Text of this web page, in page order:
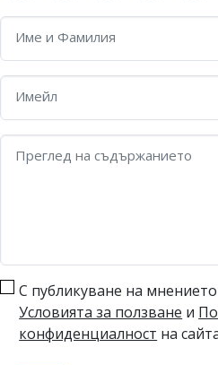
Име и Фамилия
Имейл
Преглед на съдържанието
С публикуване на мнението
Условията за ползване и
конфиденциалност на